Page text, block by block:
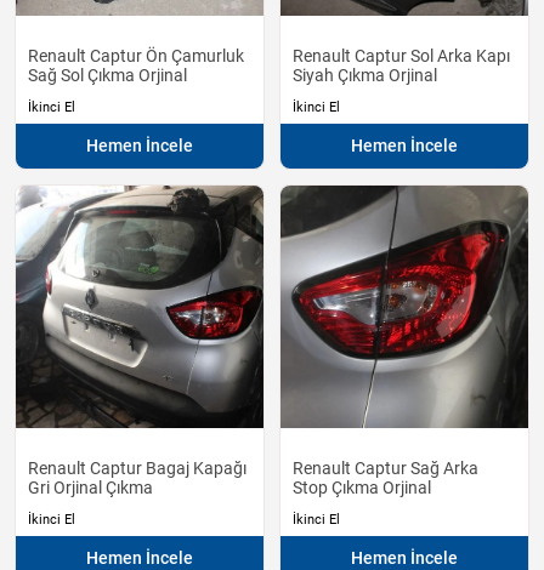
Renault Captur Ön Çamurluk
Sağ Sol Çıkma Orjinal
İkinci El
Hemen İncele
Renault Captur Sol Arka Kapı
Siyah Çıkma Orjinal
İkinci El
Hemen İncele
Renault Captur Bagaj Kapağı
Gri Orjinal Çıkma
İkinci El
Hemen İncele
Renault Captur Sağ Arka
Stop Çıkma Orjinal
İkinci El
Hemen İncele